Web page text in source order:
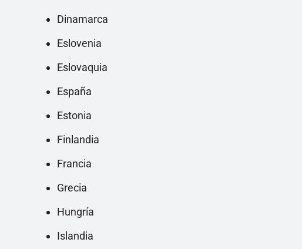
Dinamarca
Eslovenia
Eslovaquia
España
Estonia
Finlandia
Francia
Grecia
Hungría
Islandia